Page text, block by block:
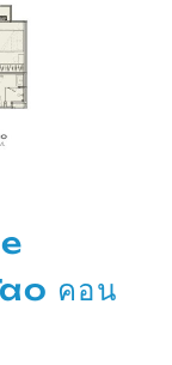
คอน